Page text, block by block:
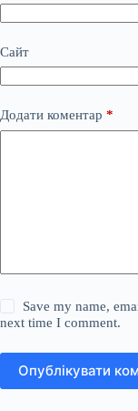
Сайт
Додати коментар *
Save my name,
next time I comment.
Опублікувати